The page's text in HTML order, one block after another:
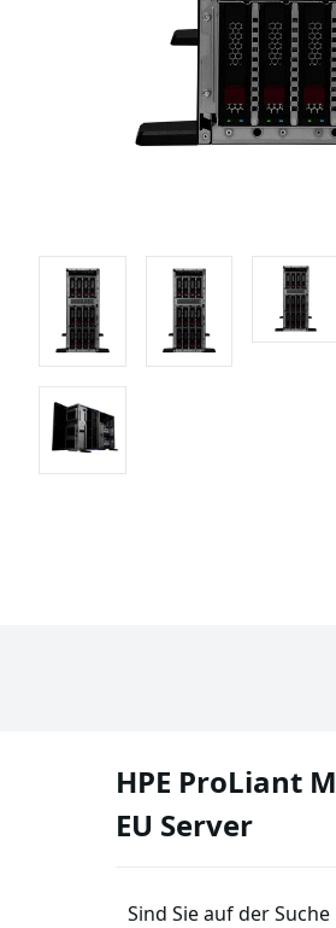
HPE ProLiant
EU Server
Sind Sie auf der